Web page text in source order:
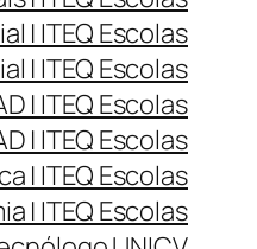
| ITEQ Escolas
| ITEQ Escolas
| ITEQ Escolas
| ITEQ Escolas
| ITEQ Escolas
| ITEQ Escolas